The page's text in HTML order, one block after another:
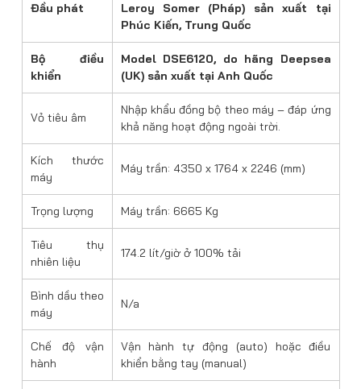
Đầu phát
Leroy Somer (Pháp) sản xuất tại
Phúc Kiến, Trung Quốc
Bộ điều
khiển
Model DSE6120, do hãng Deepsea
(UK) sản xuất tại Anh Quốc
Vỏ tiêu âm
Nhập khẩu đồng bộ theo máy – đáp ứng
khả năng hoạt động ngoài trời.
Kích thước
máy
Máy trần: 4350 x 1764 x 2246 (mm)
Trọng lượng Máy trần: 6665 Kg
Tiêu thụ
nhiên liệu
174.2 lít/giờ ở 100% tải
Bình dầu theo
máy
N/a
Chế độ vận
hành
Vận hành tự động (auto) hoặc điều
khiển bằng tay (manual)